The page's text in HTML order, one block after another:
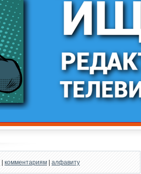
| комментариям | алфавиту